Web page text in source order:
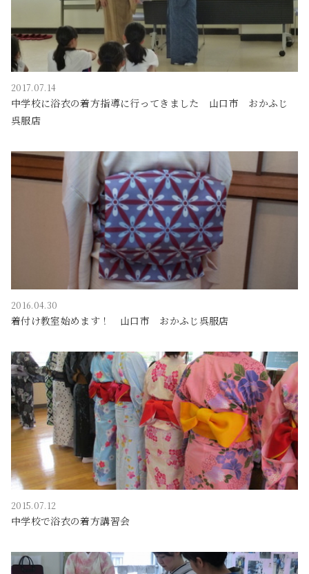
2017.07.14
中学校に浴衣の着方指導に行ってきました 山口市 おかふじ
呉服店
2016.04.30
着付け教室始めます！ 山口市 おかふじ呉服店
2015.07.12
中学校で浴衣の着方講習会